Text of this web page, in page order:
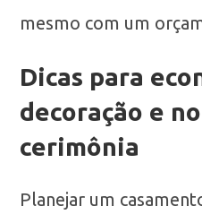
mesmo com um
Dicas para
decoração e
cerimônia
Planejar um